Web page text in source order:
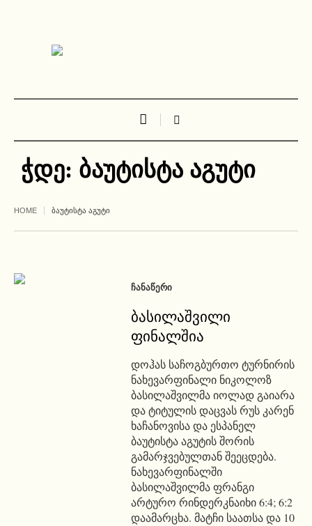
ჭდე: ბაუტისტა აგუტი
HOME ᲑᲐᲣᲢᲘᲡᲢᲐ ᲐᲒᲣᲢᲘ
ᲩᲐᲜᲐᲬᲔᲠᲘ
ბასილაშვილი
ფინალშია
დოჰას საჩოგბურთო ტურნირის
ნახევარფინალი ნიკოლოზ
ბასილაშვილმა იოლად გაიარა
და ტიტულის დაცვას რუს კარენ
ხაჩანოვისა და ესპანელ
ბაუტისტა აგუტის შორის
გამარჯვებულთან შეეცდება.
ნახევარფინალში
ბასილაშვილმა ფრანგი
არტურო რინდერკნაიხი 6:4; 6:2
დაამარცხა. მატჩი საათსა და 10